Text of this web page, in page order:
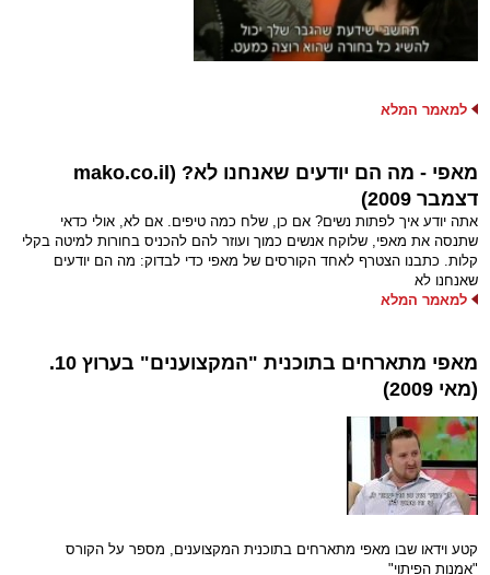
למאמר המלא
מאפי - מה הם יודעים שאנחנו לא? (mako.co.il
דצמבר 2009)
אתה יודע איך לפתות נשים? אם כן, שלח כמה טיפים. אם לא, אולי כדאי
שתנסה את מאפי, שלוקח אנשים כמוך ועוזר להם להכניס בחורות למיטה בקלי
קלות. כתבנו הצטרף לאחד הקורסים של מאפי כדי לבדוק: מה הם יודעים
שאנחנו לא
למאמר המלא
מאפי מתארחים בתוכנית "המקצוענים" בערוץ 10.
(מאי 2009)
קטע וידאו שבו מאפי מתארחים בתוכנית המקצוענים, מספר על הקורס
"אמנות הפיתוי"